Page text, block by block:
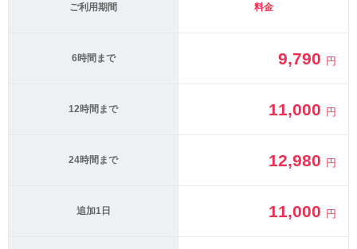
ご利用期間 料金
6時間まで 9,790 円
12時間まで 11,000 円
24時間まで 12,980 円
追加1日 11,000 円